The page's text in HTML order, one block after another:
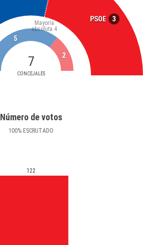
PSOE 3
7
CONCEJALES
Mayoría
absoluta 4
5
2
Número de votos
100% ESCRUTADO
122